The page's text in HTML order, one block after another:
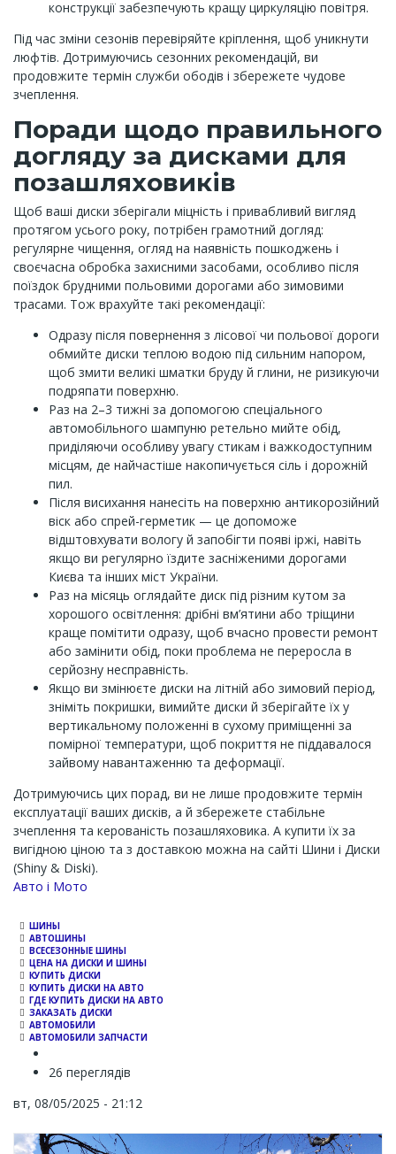
конструкції забезпечують кращу циркуляцію повітря.
Під час зміни сезонів перевіряйте кріплення, щоб уникнути
люфтів. Дотримуючись сезонних рекомендацій, ви
продовжите термін служби ободів і збережете чудове
зчеплення.
Поради щодо правильного
догляду за дисками для
позашляховиків
Щоб ваші диски зберігали міцність і привабливий вигляд
протягом усього року, потрібен грамотний догляд:
регулярне чищення, огляд на наявність пошкоджень і
своєчасна обробка захисними засобами, особливо після
поїздок брудними польовими дорогами або зимовими
трасами. Тож врахуйте такі рекомендації:
Одразу після повернення з лісової чи польової дороги
обмийте диски теплою водою під сильним напором,
щоб змити великі шматки бруду й глини, не ризикуючи
подряпати поверхню.
Раз на 2–3 тижні за допомогою спеціального
автомобільного шампуню ретельно мийте обід,
приділяючи особливу увагу стикам і важкодоступним
місцям, де найчастіше накопичується сіль і дорожній
пил.
Після висихання нанесіть на поверхню антикорозійний
віск або спрей-герметик — це допоможе
відштовхувати вологу й запобігти появі іржі, навіть
якщо ви регулярно їздите засніженими дорогами
Києва та інших міст України.
Раз на місяць оглядайте диск під різним кутом за
хорошого освітлення: дрібні вм’ятини або тріщини
краще помітити одразу, щоб вчасно провести ремонт
або замінити обід, поки проблема не переросла в
серйозну несправність.
Якщо ви змінюєте диски на літній або зимовий період,
зніміть покришки, вимийте диски й зберігайте їх у
вертикальному положенні в сухому приміщенні за
помірної температури, щоб покриття не піддавалося
зайвому навантаженню та деформації.
Дотримуючись цих порад, ви не лише продовжите термін
експлуатації ваших дисків, а й збережете стабільне
зчеплення та керованість позашляховика. А купити їх за
вигідною ціною та з доставкою можна на сайті Шини і Диски
(Shiny & Diski).
Channel
Авто і Мото
ШИНЫ
АВТОШИНЫ
ВСЕСЕЗОННЫЕ ШИНЫ
ЦЕНА НА ДИСКИ И ШИНЫ
КУПИТЬ ДИСКИ
КУПИТЬ ДИСКИ НА АВТО
ГДЕ КУПИТЬ ДИСКИ НА АВТО
ЗАКАЗАТЬ ДИСКИ
АВТОМОБИЛИ
АВТОМОБИЛИ ЗАПЧАСТИ
26 переглядів
вт, 08/05/2025 - 21:12